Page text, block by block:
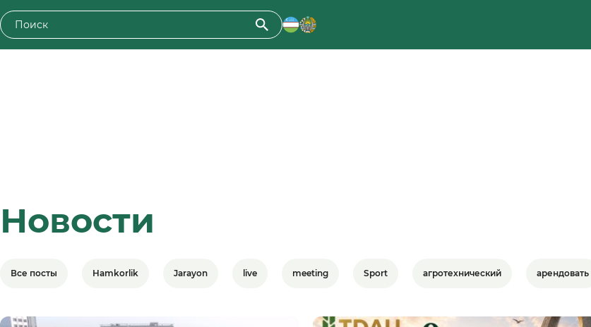
Новости
Все посты Hamkorlik Jarayon live meeting Sport агротехнический арендовать